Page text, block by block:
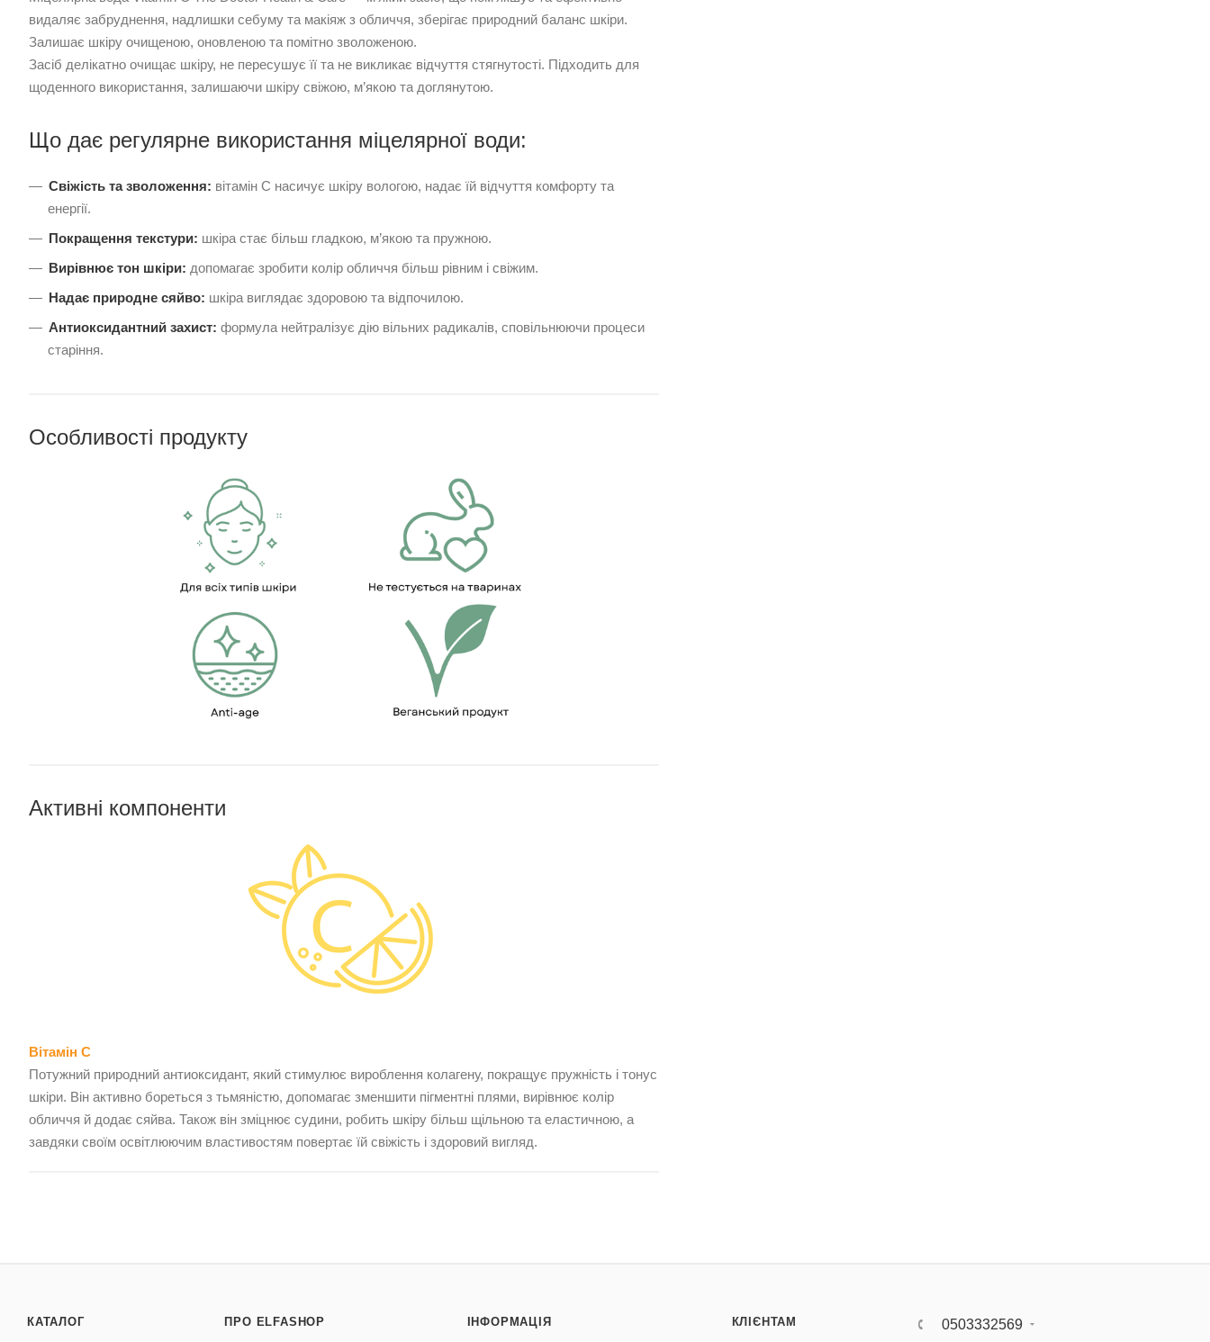
видаляє забруднення, надлишки себуму та макіяж з обличчя, зберігає природний баланс шкіри.
Залишає шкіру очищеною, оновленою та помітно зволоженою.
Засіб делікатно очищає шкіру, не пересушує її та не викликає відчуття стягнутості. Підходить для
щоденного використання, залишаючи шкіру свіжою, м’якою та доглянутою.
Що дає регулярне використання міцелярної води:
Свіжість та зволоження: вітамін C насичує шкіру вологою, надає їй відчуття комфорту та
енергії.
Покращення текстури: шкіра стає більш гладкою, м’якою та пружною.
Вирівнює тон шкіри: допомагає зробити колір обличчя більш рівним і свіжим.
Надає природне сяйво: шкіра виглядає здоровою та відпочилою.
Антиоксидантний захист: формула нейтралізує дію вільних радикалів, сповільнюючи процеси
старіння.
Особливості продукту
Активні компоненти
Вітамін C
Потужний природний антиоксидант, який стимулює вироблення колагену, покращує пружність і тонус
шкіри. Він активно бореться з тьмяністю, допомагає зменшити пігментні плями, вирівнює колір
обличчя й додає сяйва. Також він зміцнює судини, робить шкіру більш щільною та еластичною, а
завдяки своїм освітлюючим властивостям повертає їй свіжість і здоровий вигляд.
КАТАЛОГ ПРО ELFASHOP ІНФОРМАЦІЯ КЛІЄНТАМ 0503332569